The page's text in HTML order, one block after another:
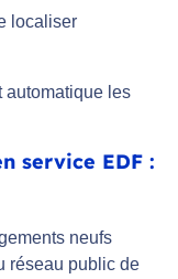
localiser
automatique les
service EDF :
neufs
réseau public de